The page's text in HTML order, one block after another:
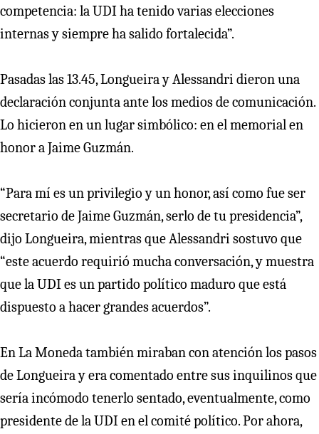
competencia: la UDI ha tenido varias elecciones
internas y siempre ha salido fortalecida”.
Pasadas las 13.45, Longueira y Alessandri dieron una
declaración conjunta ante los medios de comunicación.
Lo hicieron en un lugar simbólico: en el memorial en
honor a Jaime Guzmán.
“Para mí es un privilegio y un honor, así como fue ser
secretario de Jaime Guzmán, serlo de tu presidencia”,
dijo Longueira, mientras que Alessandri sostuvo que
“este acuerdo requirió mucha conversación, y muestra
que la UDI es un partido político maduro que está
dispuesto a hacer grandes acuerdos”.
En La Moneda también miraban con atención los pasos
de Longueira y era comentado entre sus inquilinos que
sería incómodo tenerlo sentado, eventualmente, como
presidente de la UDI en el comité político. Por ahora,